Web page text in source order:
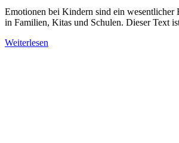
Emotionen bei Kindern sind ein wesentlicher
in Familien, Kitas und Schulen. Dieser Text
Weiterlesen